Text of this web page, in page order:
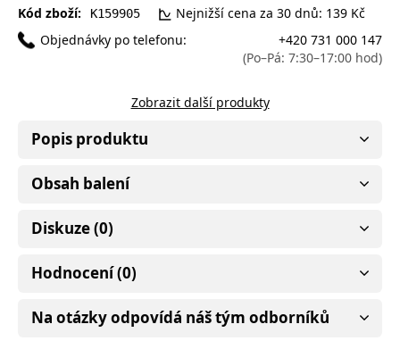
Kód zboží: K159905
Nejnižší cena za 30 dnů: 139 Kč
Objednávky po telefonu:
+420 731 000 147
(Po–Pá: 7:30–17:00 hod)
Zobrazit další produkty
Popis produktu
Obsah balení
Diskuze (0)
Hodnocení (0)
Na otázky odpovídá náš tým odborníků